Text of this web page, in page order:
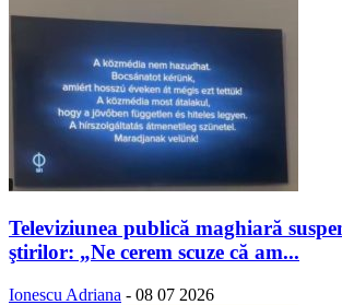
Televiziunea publică maghiară
ştirilor: „Ne cerem scuze că am...
Ionescu Adriana - 08 07 2026